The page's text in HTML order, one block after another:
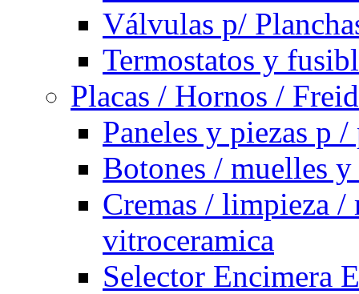
Válvulas p/
Termostatos y
Placas / Hornos /
Paneles y piezas p
Botones / muelles
Cremas / limpieza /
vitroceramica
Selector Encimera